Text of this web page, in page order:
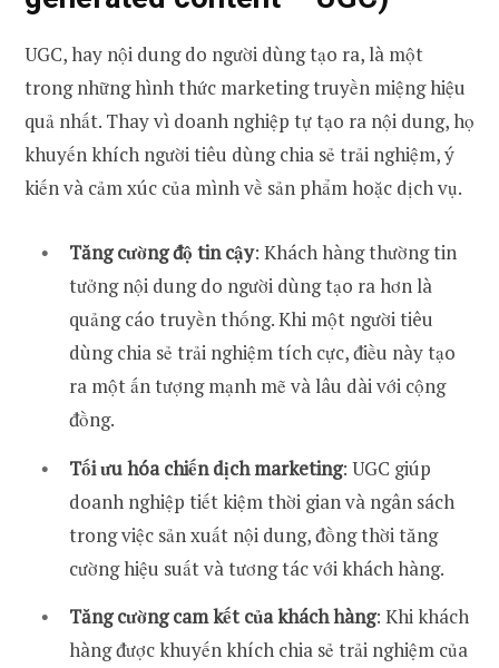
UGC, hay nội dung do người dùng tạo ra, là một
trong những hình thức marketing truyền miệng hiệu
quả nhất. Thay vì doanh nghiệp tự tạo ra nội dung, họ
khuyến khích người tiêu dùng chia sẻ trải nghiệm, ý
kiến và cảm xúc của mình về sản phẩm hoặc dịch vụ.
Tăng cường độ tin cậy: Khách hàng thường tin
tưởng nội dung do người dùng tạo ra hơn là
quảng cáo truyền thống. Khi một người tiêu
dùng chia sẻ trải nghiệm tích cực, điều này tạo
ra một ấn tượng mạnh mẽ và lâu dài với cộng
đồng.
Tối ưu hóa chiến dịch marketing: UGC giúp
doanh nghiệp tiết kiệm thời gian và ngân sách
trong việc sản xuất nội dung, đồng thời tăng
cường hiệu suất và tương tác với khách hàng.
Tăng cường cam kết của khách hàng: Khi khách
hàng được khuyến khích chia sẻ trải nghiệm của